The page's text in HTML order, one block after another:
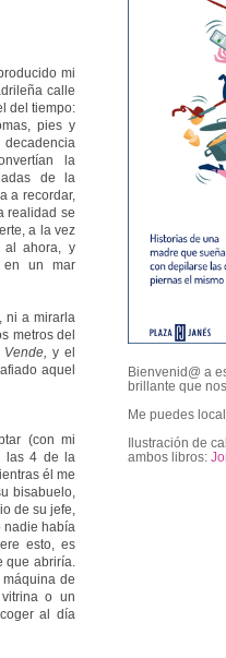
mi
calle
del tiempo:
pies y
la
de la
a recordar,
realidad se
a la vez
al ahora, y
en un mar
ni a mirarla
metros del
Vende, y el
aquel
(con mi
las 4 de la
él me
bisabuelo,
de su jefe,
nadie había
esto, es
que abriría.
de
o un
al día
Bienvenid@ a
brillante que
Me puedes
Ilustración de
ambos libros: